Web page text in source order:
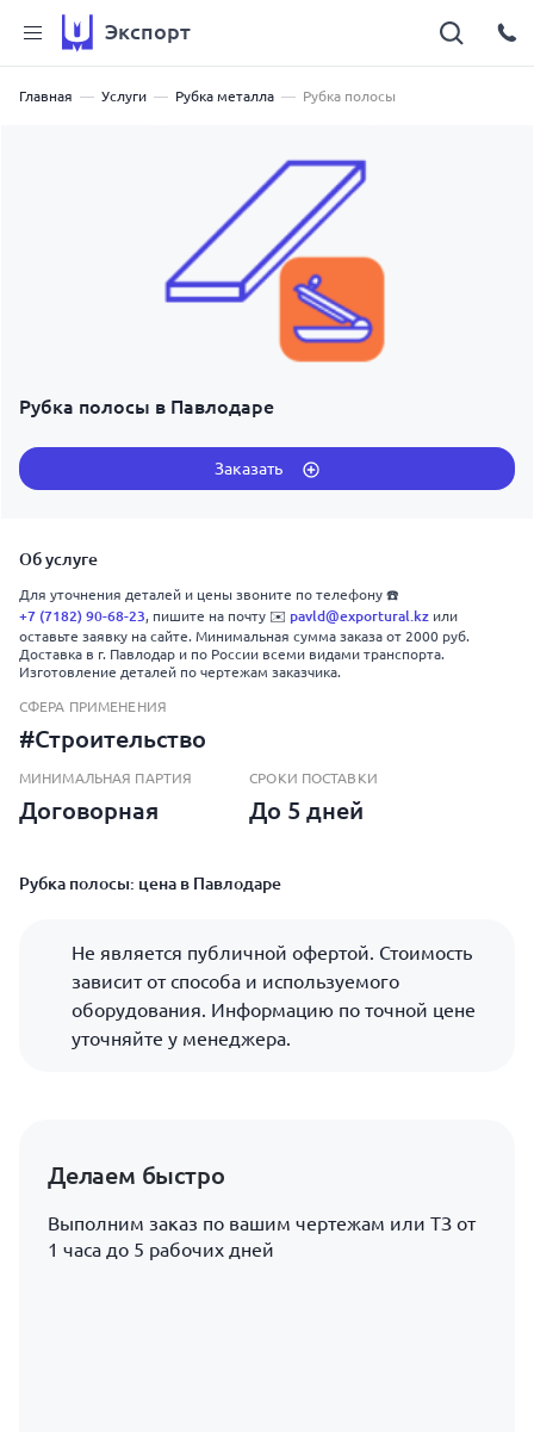
Экспорт
Главная Услуги Рубка металла Рубка полосы
Рубка полосы в Павлодаре
Заказать
Об услуге
Для уточнения деталей и цены звоните по телефону ☎️
+7 (7182) 90-68-23, пишите на почту ✉️ pavld@exportural.kz или
оставьте заявку на сайте. Минимальная сумма заказа от 2000 руб.
Доставка в г. Павлодар и по России всеми видами транспорта.
Изготовление деталей по чертежам заказчика.
СФЕРА ПРИМЕНЕНИЯ
#Строительство
МИНИМАЛЬНАЯ ПАРТИЯ
Договорная
СРОКИ ПОСТАВКИ
До 5 дней
Рубка полосы: цена в Павлодаре
Не является публичной офертой. Стоимость
зависит от способа и используемого
оборудования. Информацию по точной цене
уточняйте у менеджера.
Делаем быстро
Выполним заказ по вашим чертежам или ТЗ от
1 часа до 5 рабочих дней